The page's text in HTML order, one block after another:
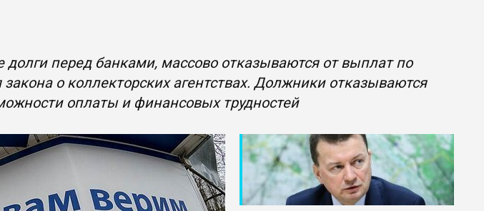
перед банками, массово отказываются от выплат по
о коллекторских агентствах. Должники отказываются
оплаты и финансовых трудностей